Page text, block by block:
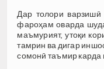
Дар толори
фароҳам оварда
маъмурият, утоқи
тамрин ва дигар
сомонӣ таъмир карда